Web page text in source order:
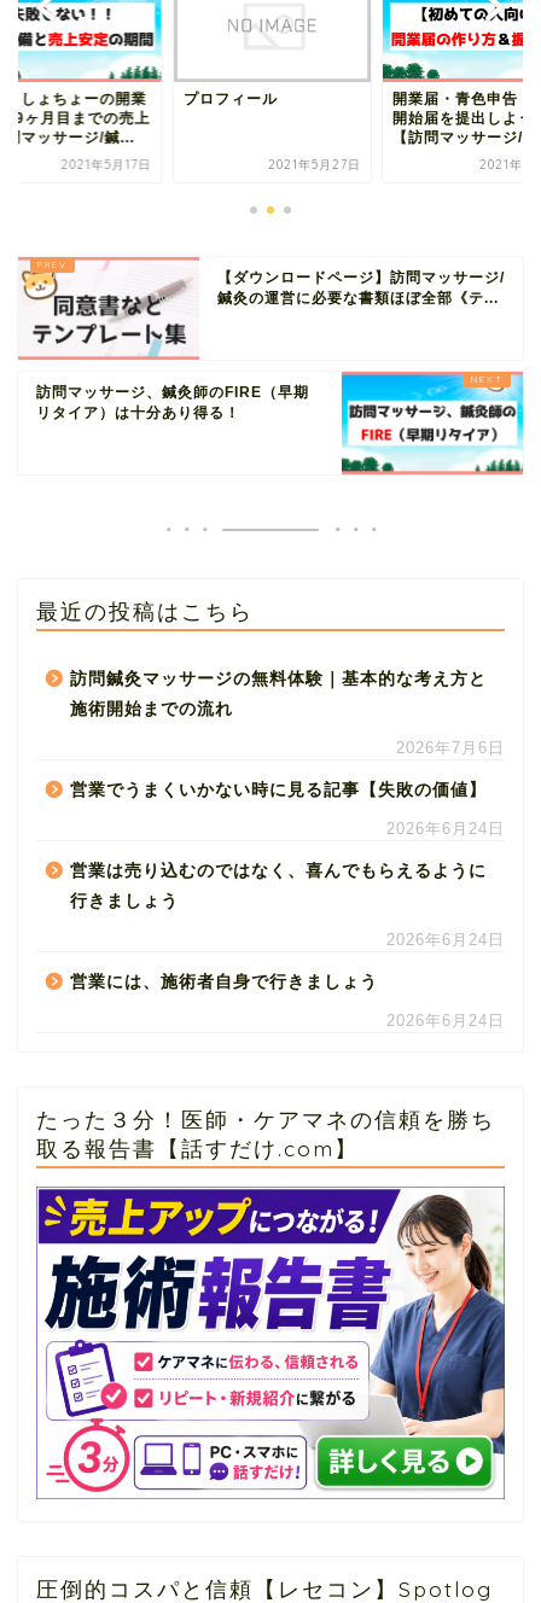
！しょちょーの開業
9ヶ月目までの売上
問マッサージ/鍼...
2021年5月17日
プロフィール
2021年5月27日
開業届・青色申告・
開始届を提出しよう
【訪問マッサージ/
2021年6
【ダウンロードページ】訪問マッサージ/
鍼灸の運営に必要な書類ほぼ全部《テ...
訪問マッサージ、鍼灸師のFIRE（早期
リタイア）は十分あり得る！
最近の投稿はこちら
訪問鍼灸マッサージの無料体験｜基本的な考え方と
施術開始までの流れ
2026年7月6日
営業でうまくいかない時に見る記事【失敗の価値】
2026年6月24日
営業は売り込むのではなく、喜んでもらえるように
行きましょう
2026年6月24日
営業には、施術者自身で行きましょう
2026年6月24日
たった３分！医師・ケアマネの信頼を勝ち
取る報告書【話すだけ.com】
圧倒的コスパと信頼【レセコン】Spotlog